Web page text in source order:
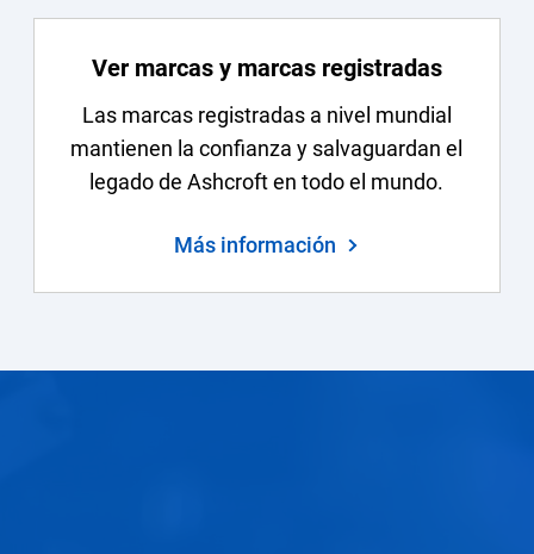
Ver marcas y marcas registradas
Las marcas registradas a nivel mundial
mantienen la confianza y salvaguardan el
legado de Ashcroft en todo el mundo.
Más información